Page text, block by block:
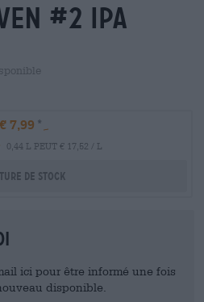
#2 ipa
€ 7,99
0,44 L PEUT € 17,52 / L
de stock
ici pour être informé une fois
disponible.